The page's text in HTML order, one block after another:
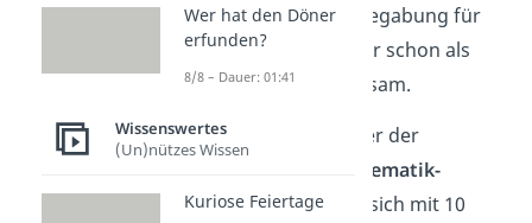
außergewöhnlichen Begabung für
Mathematik, machte er schon als
Kind auf sich aufmerksam.
Als jüngster Teilnehmer der
Internationalen Mathematik-
Olympiadekonnte er sich mit 10
Wer hat den Döner
erfunden?
8/8 – Dauer: 01:41
Wissenswertes
(Un)nützes Wissen
Kuriose Feiertage